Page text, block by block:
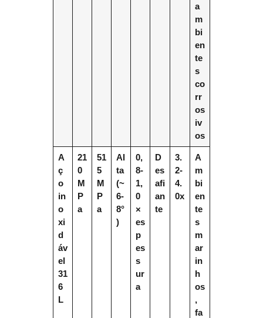
a
m
bi
en
te
s
co
rr
os
iv
os
A
ç
o
in
o
xi
d
áv
el
31
6
L
21
0
M
P
a
51
5
M
P
a
Al
ta
(~
6-
8°
)
0,
8-
1,
0
×
es
p
es
s
ur
a
D
es
afi
an
te
3.
2-
4.
0x
A
m
bi
en
te
s
m
ar
in
h
os
,
fa